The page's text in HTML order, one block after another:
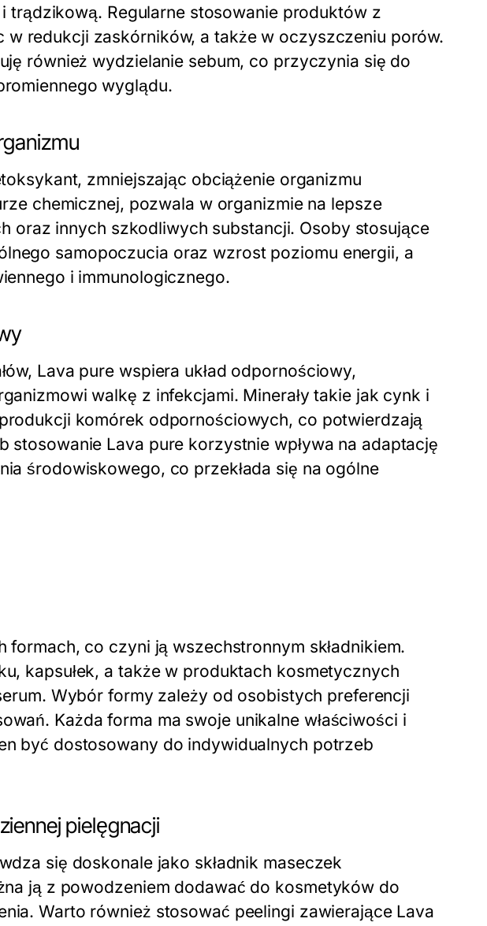
i trądzikową. Regularne stosowanie produktów z
w redukcji zaskórników, a także w oczyszczeniu porów.
również wydzielanie sebum, co przyczynia się do
wyglądu.
zmniejszając obciążenie organizmu
chemicznej, pozwala w organizmie na lepsze
oraz innych szkodliwych substancji. Osoby stosujące
samopoczucia oraz wzrost poziomu energii, a
i immunologicznego.
Lava pure wspiera układ odpornościowy,
walkę z infekcjami. Minerały takie jak cynk i
komórek odpornościowych, co potwierdzają
stosowanie Lava pure korzystnie wpływa na adaptację
środowiskowego, co przekłada się na ogólne
co czyni ją wszechstronnym składnikiem.
kapsułek, a także w produktach kosmetycznych
Wybór formy zależy od osobistych preferencji
Każda forma ma swoje unikalne właściwości i
być dostosowany do indywidualnych potrzeb
pielęgnacji
się doskonale jako składnik maseczek
ją z powodzeniem dodawać do kosmetyków do
Warto również stosować peelingi zawierające Lava